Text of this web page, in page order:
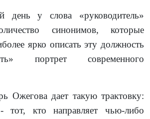
день у слова «руководитель»
синонимов, которые
ярко описать эту должность
портрет современного
Ожегова дает такую трактовку:
- тот, кто направляет чью-либо